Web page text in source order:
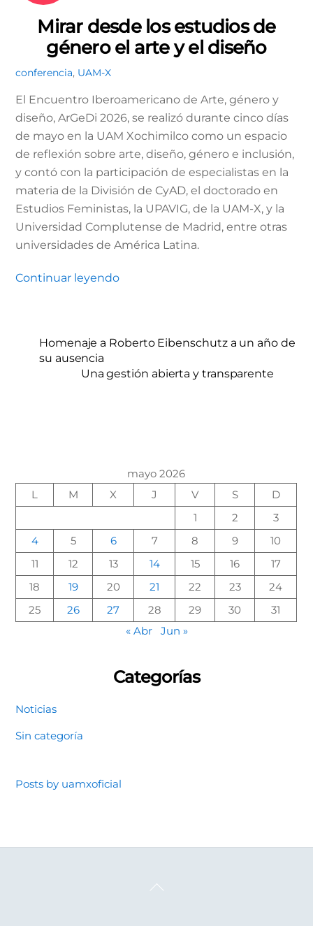
Mirar desde los estudios de
género el arte y el diseño
conferencia, UAM-X
El Encuentro Iberoamericano de Arte, género y
diseño, ArGeDi 2026, se realizó durante cinco días
de mayo en la UAM Xochimilco como un espacio
de reflexión sobre arte, diseño, género e inclusión,
y contó con la participación de especialistas en la
materia de la División de CyAD, el doctorado en
Estudios Feministas, la UPAVIG, de la UAM-X, y la
Universidad Complutense de Madrid, entre otras
universidades de América Latina.
Continuar leyendo
Homenaje a Roberto Eibenschutz a un año de
su ausencia
Una gestión abierta y transparente
mayo 2026
L
M X J V S
D
1
2
3
4
5 6 7 8 9
10
11
12 13 14 15 16
17
18
19 20 21 22 23
24
25
26 27 28 29 30
31
« Abr
Jun »
Categorías
Noticias
Sin categoría
Posts by uamxoficial
Back